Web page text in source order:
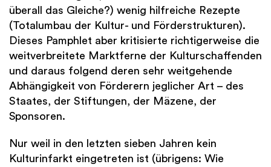
überall das Gleiche?) wenig hilfreiche Rezepte
(Totalumbau der Kultur- und Förderstrukturen).
Dieses Pamphlet aber kritisierte richtigerweise die
weitverbreitete Marktferne der Kulturschaffenden
und daraus folgend deren sehr weitgehende
Abhängigkeit von Förderern jeglicher Art – des
Staates, der Stiftungen, der Mäzene, der
Sponsoren.
Nur weil in den letzten sieben Jahren kein
Kulturinfarkt eingetreten ist (übrigens: Wie